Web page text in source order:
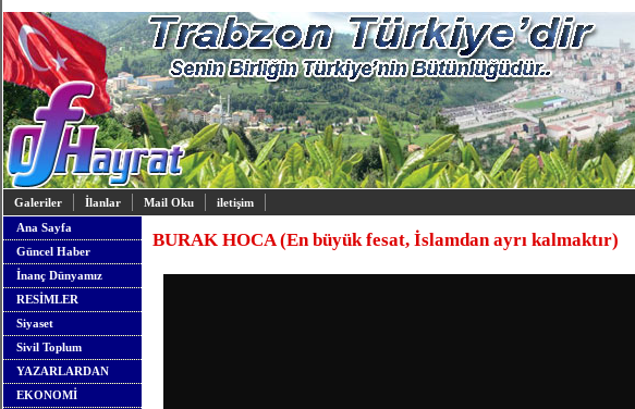
Galeriler İlanlar Mail Oku
iletişim
Ana Sayfa
Güncel Haber
İnanç Dünyamız
RESİMLER
Siyaset
Sivil Toplum
YAZARLARDAN
EKONOMİ
BURAK HOCA (En büyük fesat, İslamdan ayrı kalmaktır)